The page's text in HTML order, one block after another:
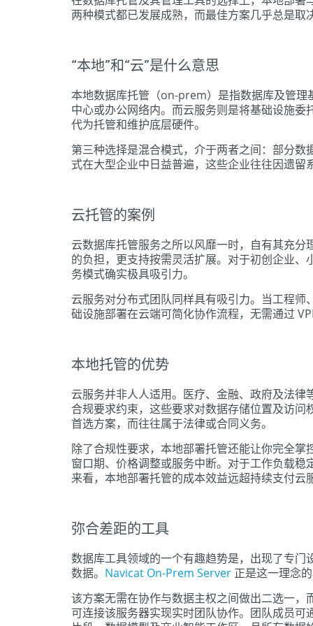
两种模式都已发展成熟，而最佳方案几乎总是
“本地”和“云”是什么意思
本地数据库托管（on-prem）是指数据库及管
中心或办公网络内。而云服务则是将基础设施
代为托管和维护底层硬件。
第三种选择是混合模式，介于两者之间：部分
式在大型企业中日益普遍，这些企业往往因遗留
云托管的案例
云数据库托管服务之所以风靡一时，自有其充
的负担，更支持按需灵活扩展。对于初创企业
务模式确实极具吸引力。
云服务对分布式团队同样具有吸引力。当工程
础设施部署在云端可简化协作流程，无需通过
本地托管的优势
云服务并非人人适用。医疗、金融、政府及法律
合规要求约束，这些要求对数据存储位置及访
首选方案，而往往属于法律或合同义务。
除了合规性要求，本地部署托管还能让你完全
窗口期、价格调整或服务中断。对于工作负载
来看，本地部署托管的成本效益远超持续支付云
弥合差距的工具
数据库工具领域的一个有趣趋势是，出现了专
数据。 Navicat On-Prem Server 正是这一理念
该方案无需在协作与数据主权之间做出二选一
可连接该服务器实现实时团队协作。团队成员